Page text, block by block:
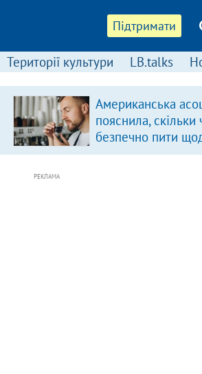
Підтримати
Території культури LB.talks
Американська
пояснила,
безпечно пити
РЕКЛАМА